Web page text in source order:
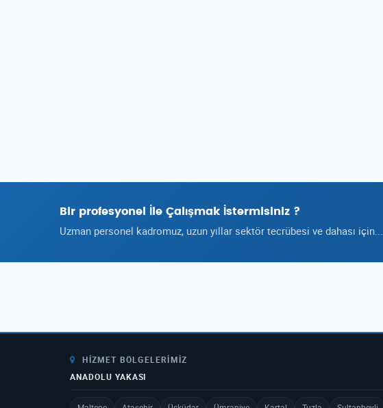
Bir profesyonel İle Çalışmak İstermisiniz ?
Uzman personel kadromuz, uzun yıllar sektör tecrübesi ve dahası için...
HIZMET BÖLGELERIMIZ
ANADOLU YAKASI